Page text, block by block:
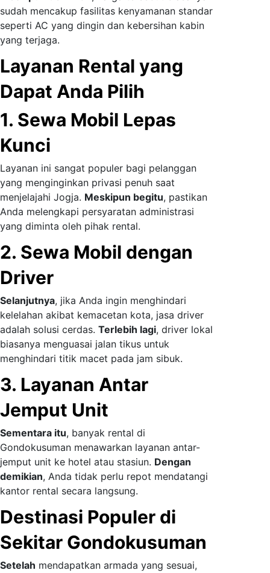
sudah mencakup fasilitas kenyamanan standar
seperti AC yang dingin dan kebersihan kabin
yang terjaga.
Layanan Rental yang
Dapat Anda Pilih
1. Sewa Mobil Lepas
Kunci
Layanan ini sangat populer bagi pelanggan
yang menginginkan privasi penuh saat
menjelajahi Jogja. Meskipun begitu, pastikan
Anda melengkapi persyaratan administrasi
yang diminta oleh pihak rental.
2. Sewa Mobil dengan
Driver
Selanjutnya, jika Anda ingin menghindari
kelelahan akibat kemacetan kota, jasa driver
adalah solusi cerdas. Terlebih lagi, driver lokal
biasanya menguasai jalan tikus untuk
menghindari titik macet pada jam sibuk.
3. Layanan Antar
Jemput Unit
Sementara itu, banyak rental di
Gondokusuman menawarkan layanan antar-
jemput unit ke hotel atau stasiun. Dengan
demikian, Anda tidak perlu repot mendatangi
kantor rental secara langsung.
Destinasi Populer di
Sekitar Gondokusuman
Setelah mendapatkan armada yang sesuai,